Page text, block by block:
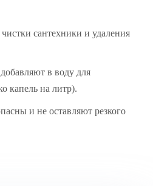
сантехники и удаления
в воду для
капель на литр).
и не оставляют резкого